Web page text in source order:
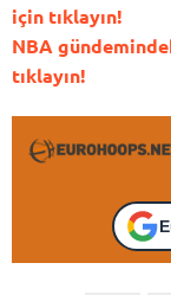
için tıklayın!
NBA
tıklayın!